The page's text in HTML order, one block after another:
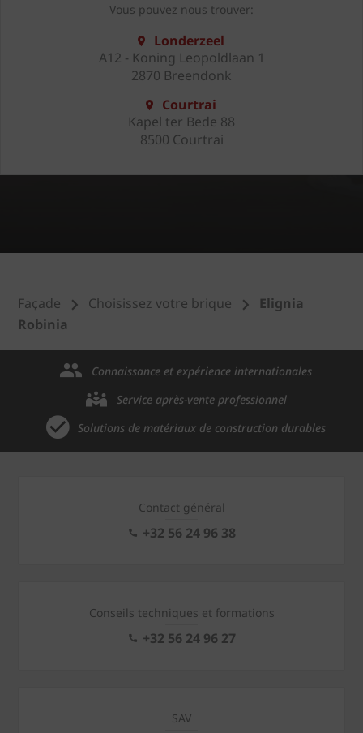
Vous pouvez nous trouver:
Londerzeel
A12 - Koning Leopoldlaan 1
2870 Breendonk
Courtrai
Kapel ter Bede 88
8500 Courtrai
Façade Choisissez votre brique
Elignia
Robinia
Connaissance et expérience internationales
Service après-vente professionnel
Solutions de matériaux de construction durables
Contact général
+32 56 24 96 38
Conseils techniques et formations
+32 56 24 96 27
SAV